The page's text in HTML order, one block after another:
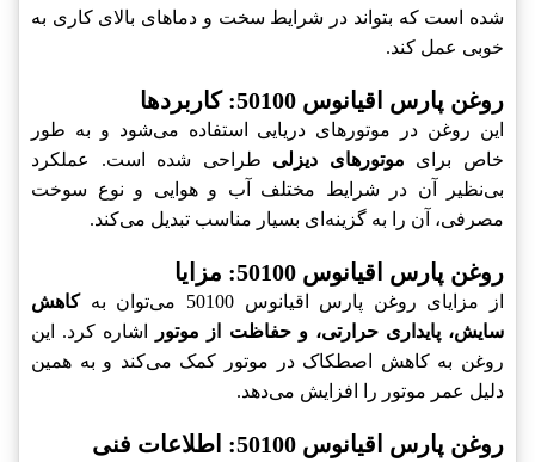
شده است که بتواند در شرایط سخت و دماهای بالای کاری به
خوبی عمل کند.
روغن پارس اقیانوس 50100: کاربردها
این روغن در موتورهای دریایی استفاده می‌شود و به طور
خاص برای موتورهای دیزلی طراحی شده است. عملکرد
بی‌نظیر آن در شرایط مختلف آب و هوایی و نوع سوخت
مصرفی، آن را به گزینه‌ای بسیار مناسب تبدیل می‌کند.
روغن پارس اقیانوس 50100: مزایا
از مزایای روغن پارس اقیانوس 50100 می‌توان به
کاهش
سایش، پایداری حرارتی، و حفاظت از موتور
اشاره کرد. این
روغن به کاهش اصطکاک در موتور کمک می‌کند و به همین
دلیل عمر موتور را افزایش می‌دهد.
روغن پارس اقیانوس 50100: اطلاعات فنی